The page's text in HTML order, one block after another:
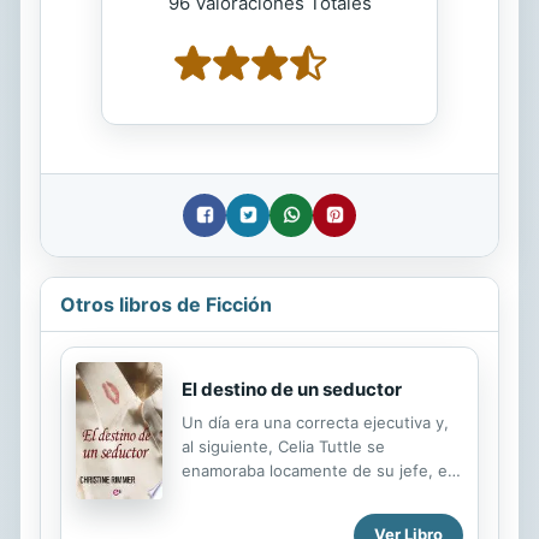
Otros libros de Ficción
El destino de un seductor
Un día era una correcta ejecutiva y,
al siguiente, Celia Tuttle se
enamoraba locamente de su jefe, el
empedernido. Ella sabía que jamás se
Ver Libro